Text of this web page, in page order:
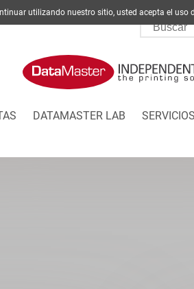
DATAMASTER LAB SERVICIOS
utilizando nuestro sitio, usted acepta